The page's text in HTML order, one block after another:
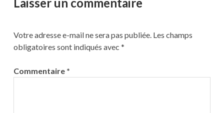
Votre adresse e-mail ne sera pas publiée. Les champs
obligatoires sont indiqués avec *
Commentaire *